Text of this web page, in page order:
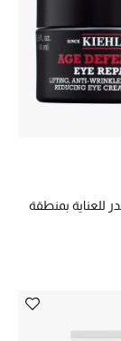
للعناية بمنطقة